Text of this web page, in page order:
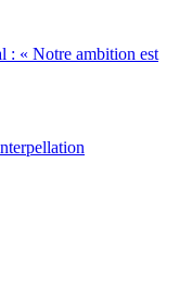
: « Notre ambition est